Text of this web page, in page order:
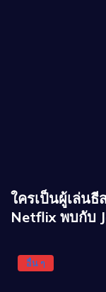
ใครเป็นผู้เล่น
Netflix พบกับ
อื่น ๆ